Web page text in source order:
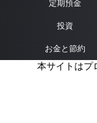
定期預金
投資
お金と節約
本サイトはプ